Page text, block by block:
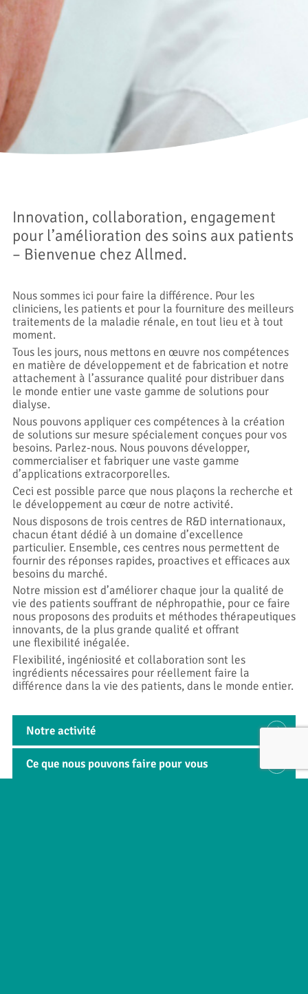
Innovation, collaboration, engagement
pour l’amélioration des soins aux patients
– Bienvenue chez Allmed.
Nous sommes ici pour faire la différence. Pour les
cliniciens, les patients et pour la fourniture des meilleurs
traitements de la maladie rénale, en tout lieu et à tout
moment.
Tous les jours, nous mettons en œuvre nos compétences
en matière de développement et de fabrication et notre
attachement à l’assurance qualité pour distribuer dans
le monde entier une vaste gamme de solutions pour
dialyse.
Nous pouvons appliquer ces compétences à la création
de solutions sur mesure spécialement conçues pour vos
besoins. Parlez-nous. Nous pouvons développer,
commercialiser et fabriquer une vaste gamme
d’applications extracorporelles.
Ceci est possible parce que nous plaçons la recherche et
le développement au cœur de notre activité.
Nous disposons de trois centres de R&D internationaux,
chacun étant dédié à un domaine d’excellence
particulier. Ensemble, ces centres nous permettent de
fournir des réponses rapides, proactives et efficaces aux
besoins du marché.
Notre mission est d’améliorer chaque jour la qualité de
vie des patients souffrant de néphropathie, pour ce faire
nous proposons des produits et méthodes thérapeutiques
innovants, de la plus grande qualité et offrant
une flexibilité inégalée.
Flexibilité, ingéniosité et collaboration sont les
ingrédients nécessaires pour réellement faire la
différence dans la vie des patients, dans le monde entier.
Notre activité
Ce que nous pouvons faire pour vous